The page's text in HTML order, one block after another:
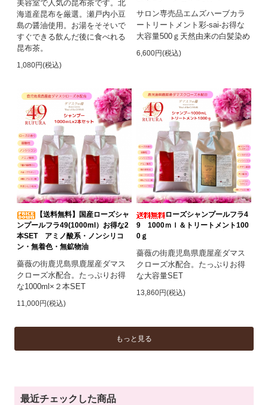
美容室で人気の昆布茶です。北
海道産昆布を厳選。瀬戸内小豆
島の醤油使用。お湯をそそいで
すぐできる飲んだ後に食べれる
昆布茶。
1,080円(税込)
サロン専売品エムズハーブカラ
ートリートメント彩-sai-お得な
大容量500ｇ天然由来の白髪染め
6,600円(税込)
【送料無料】国産ローズシャ
ンプールフラ49(1000ml）お得な2
本SET アミノ酸系・ノンシリコ
ン・無着色・無鉱物油
薔薇の街鹿児島県鹿屋産ダマス
クローズ水配合。たっぷりお得
な1000ml×２本SET
11,000円(税込)
ローズシャンプールフラ4
9 1000ｍｌ＆トリートメント100
0ｇ
薔薇の街鹿児島県鹿屋産ダマス
クローズ水配合。たっぷりお得
な大容量SET
13,860円(税込)
もっと見る
最近チェックした商品